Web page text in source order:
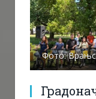
Фото: